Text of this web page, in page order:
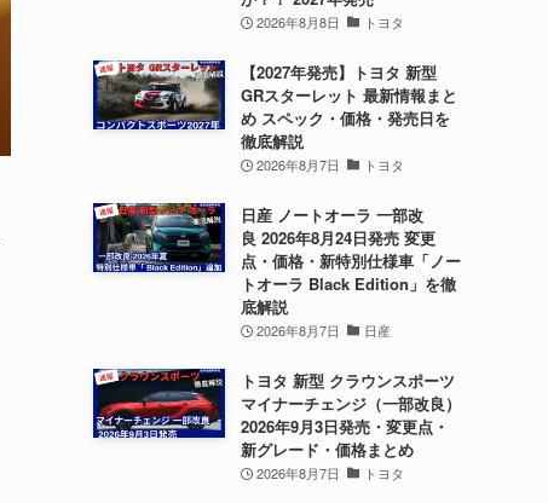
2026年8月8日 トヨタ
【2027年発売】トヨタ 新型
GRスターレット 最新情報まと
め スペック・価格・発売日を
徹底解説
2026年8月7日 トヨタ
日産 ノートオーラ 一部改
良 2026年8月24日発売 変更
点・価格・新特別仕様車「ノー
トオーラ Black Edition」を徹
底解説
2026年8月7日 日産
トヨタ 新型 クラウンスポーツ
マイナーチェンジ（一部改良）
2026年9月3日発売・変更点・
新グレード・価格まとめ
2026年8月7日 トヨタ